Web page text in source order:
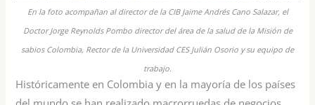
En la foto acompañan al director de la CIB Jaime Andrés Cano Salazar, el
Doctor Jorge Reynolds Pombo director del área de la salud de la Misión de
sabios Colombia, Rector de la Universidad CES Julián Osorio y su equipo de
trabajo.
Históricamente en Colombia y en la mayoría de los países